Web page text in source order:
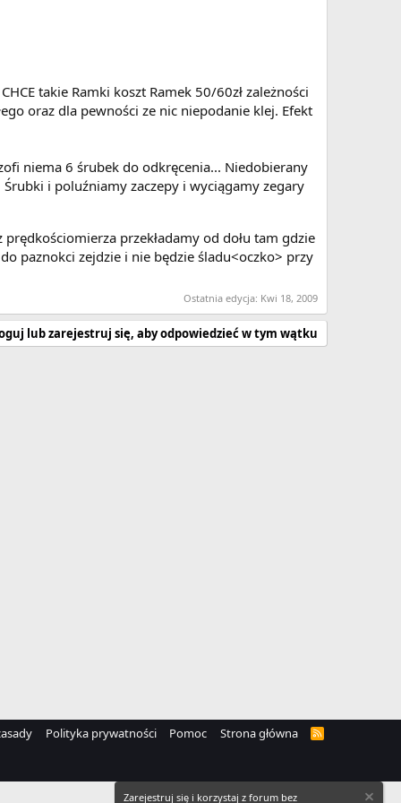
takie Ramki koszt Ramek 50/60zł zależności
oraz dla pewności ze nic niepodanie klej. Efekt
niema 6 śrubek do odkręcenia... Niedobierany
i poluźniamy zaczepy i wyciągamy zegary
przekładamy od dołu tam gdzie
paznokci zejdzie i nie będzie śladu<oczko> przy
Ostatnia edycja: Kwi 18, 2009
lub zarejestruj się, aby odpowiedzieć w tym wątku
Polityka prywatności Pomoc Strona główna
R
S
Zarejestruj się i korzystaj z forum bez